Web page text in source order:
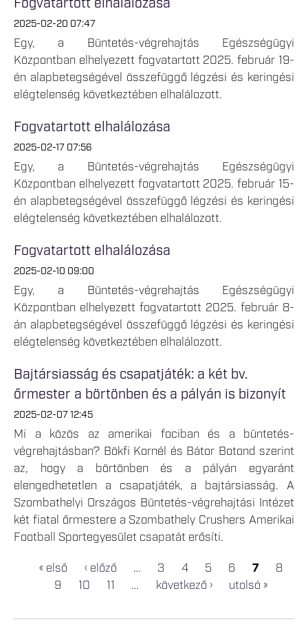
2025-02-20 07:47
Egy, a Büntetés-végrehajtás Egészségügyi
Központban elhelyezett fogvatartott 2025. február 19-
én alapbetegségével összefüggő légzési és keringési
elégtelenség következtében elhalálozott.
Fogvatartott elhalálozása
2025-02-17 07:56
Egy, a Büntetés-végrehajtás Egészségügyi
Központban elhelyezett fogvatartott 2025. február 15-
én alapbetegségével összefüggő légzési és keringési
elégtelenség következtében elhalálozott.
Fogvatartott elhalálozása
2025-02-10 09:00
Egy, a Büntetés-végrehajtás Egészségügyi
Központban elhelyezett fogvatartott 2025. február 8-
án alapbetegségével összefüggő légzési és keringési
elégtelenség következtében elhalálozott.
Bajtársiasság és csapatjáték: a két bv.
őrmester a börtönben és a pályán is bizonyít
2025-02-07 12:45
Mi a közös az amerikai fociban és a büntetés-
végrehajtásban? Bökfi Kornél és Bátor Botond szerint
az, hogy a börtönben és a pályán egyaránt
elengedhetetlen a csapatjáték, a bajtársiasság. A
Szombathelyi Országos Büntetés-végrehajtási Intézet
két fiatal őrmestere a Szombathely Crushers Amerikai
Football Sportegyesület csapatát erősíti.
OLDALAK
« első ‹ előző … 3 4 5 6 7
8
9
10 11 … következő › utolsó »